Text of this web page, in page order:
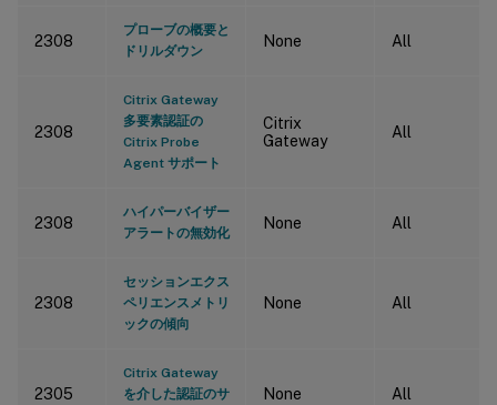
2308
プローブの概要と
ドリルダウン
None All
2308
Citrix Gateway
多要素認証の
Citrix Probe
Agent サポート
Citrix
Gateway
All
2308
ハイパーバイザー
アラートの無効化
None All
2308
セッションエクス
ペリエンスメトリ
ックの傾向
None All
2305
Citrix Gateway
を介した認証のサ
None All